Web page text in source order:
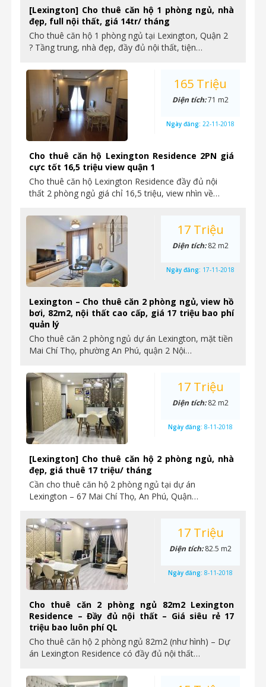
[Lexington] Cho thuê căn hộ 1 phòng ngủ, nhà
đẹp, full nội thất, giá 14tr/ tháng
Cho thuê căn hộ 1 phòng ngủ tại Lexington, Quận 2
? Tầng trung, nhà đẹp, đầy đủ nội thất, tiện…
Cho thuê căn hộ Lexington Residence 2PN giá
cực tốt 16,5 triệu view quận 1
Cho thuê căn hộ Lexington Residence đầy đủ nội
thất 2 phòng ngủ giá chỉ 16,5 triệu, view nhìn về…
165 Triệu
Diện tích:71 m2
Ngày đăng: 22-11-2018
Lexington – Cho thuê căn 2 phòng ngủ, view hồ
bơi, 82m2, nội thất cao cấp, giá 17 triệu bao phí
quản lý
Cho thuê căn 2 phòng ngủ dự án Lexington, mặt tiền
Mai Chí Thọ, phường An Phú, quận 2 Nội…
17 Triệu
Diện tích:82 m2
Ngày đăng: 17-11-2018
[Lexington] Cho thuê căn hộ 2 phòng ngủ, nhà
đẹp, giá thuê 17 triệu/ tháng
Cần cho thuê căn hộ 2 phòng ngủ tại dự án
Lexington – 67 Mai Chí Thọ, An Phú, Quận…
17 Triệu
Diện tích:82 m2
Ngày đăng: 8-11-2018
Cho thuê căn 2 phòng ngủ 82m2 Lexington
Residence – Đầy đủ nội thất – Giá siêu rẻ 17
triệu bao luôn phí QL
Cho thuê căn hộ 2 phòng ngủ 82m2 (như hình) – Dự
án Lexington Residence có đầy đủ nội thất…
17 Triệu
Diện tích:82.5 m2
Ngày đăng: 8-11-2018